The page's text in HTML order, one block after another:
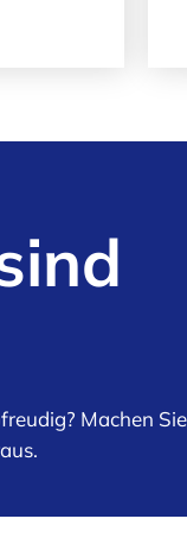
Machen Sie